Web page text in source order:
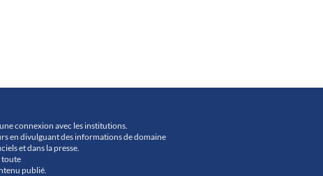
connexion avec les institutions.
en divulguant des informations de domaine
et dans la presse.
toute
publié.